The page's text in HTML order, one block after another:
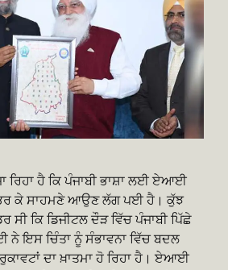
ਰਿਹਾ ਹੈ ਕਿ ਪੰਜਾਬੀ ਭਾਸ਼ਾ ਲਈ ਏਆਈ
ਕੇ ਸਾਹਮਣੇ ਆਉਣ ਲੱਗ ਪਈ ਹੈ। ਕੁੱਝ
ਸੀ ਕਿ ਡਿਜੀਟਲ ਦੌੜ ਵਿੱਚ ਪੰਜਾਬੀ ਪਿੱਛੇ
ਨੇ ਇਸ ਚਿੰਤਾ ਨੂੰ ਸੰਭਾਵਨਾ ਵਿੱਚ ਬਦਲ
ਦਾ ਖ਼ਾਤਮਾ ਹੋ ਰਿਹਾ ਹੈ। ਏਆਈ